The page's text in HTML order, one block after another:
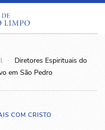
Diretores Espirituais do
em São Pedro
COM CRISTO